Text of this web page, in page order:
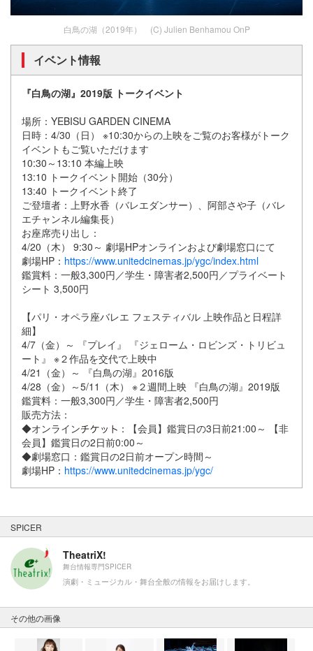
白鳥の湖（2019年） (C)️ Julien Benhamou OnP
イベント情報
『白鳥の湖』2019版 トークイベント
場所：YEBISU GARDEN CINEMA
日時：4/30（日） ※10:30からの上映をご覧のお客様がトーク
イベントもご覧いただけます
10:30～13:10 本編上映
13:10 トークイベント開始（30分）
13:40 トークイベント終了
ご登壇者：上野水香（バレエダンサー）、阿部さや子（バレ
エチャンネル編集長）
お座席売り出し：
4/20（木） 9:30～ 劇場HPオンラインおよび劇場窓口にて
劇場HP： https://www.unitedcinemas.jp/ygc/index.html
鑑賞料：一般3,300円／学生・障害者2,500円／プライベート
シート 3,500円
【パリ・オペラ座バレエ フェスティバル 上映作品と日程詳
細】
4/7（金）～ 『プレイ』 『ジェローム・ロビンズ・トリビュ
ート』 ※２作品を交代で上映中
4/21（金）～ 『白鳥の湖』2016版
4/28（金）～5/11（木） ※２週間上映 『白鳥の湖』2019版
鑑賞料：一般3,300円／学生・障害者2,500円
販売方法：
◆オンライン
：【会員】鑑賞日の3日前21:00～ 【非
会員】鑑賞日の2日前0:00～
◆劇場窓口：鑑賞日の2日前オープン時間～
劇場HP： https://www.unitedcinemas.jp/ygc/
SPICER
TheatriX!
舞台情報専門SPICER
演劇・ミュージカル・舞台全般の情報をお届けします。
その他の画像